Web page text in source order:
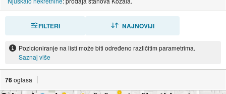
FILTERI NAJNOVIJI
Pozicioniranje na listi može biti određeno različitim parametrima.
Saznaj više
76oglasa